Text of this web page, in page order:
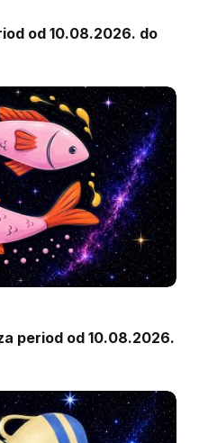
od 10.08.2026. do
period od 10.08.2026.